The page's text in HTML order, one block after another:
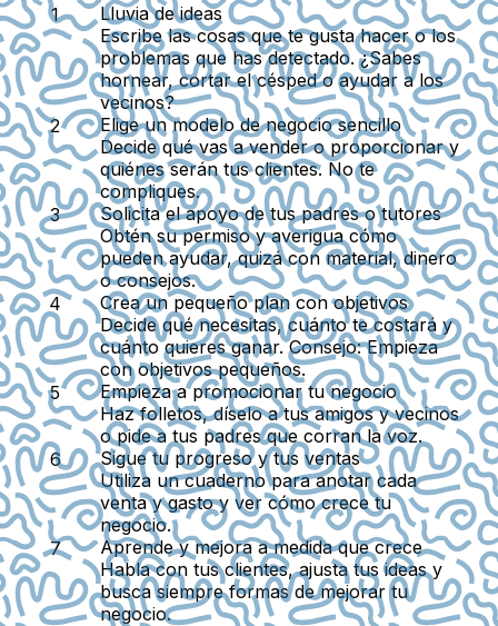
Lluvia de ideas
Escribe las cosas que te gusta hacer o los
problemas que has detectado. ¿Sabes
hornear, cortar el césped o ayudar a los
vecinos?
Elige un modelo de negocio sencillo
Decide qué vas a vender o proporcionar y
quiénes serán tus clientes. No te
compliques.
Solicita el apoyo de tus padres o tutores
Obtén su permiso y averigua cómo
pueden ayudar, quizá con material, dinero
o consejos.
Crea un pequeño plan con objetivos
Decide qué necesitas, cuánto te costará y
cuánto quieres ganar. Consejo: Empieza
con objetivos pequeños.
Empieza a promocionar tu negocio
Haz folletos, díselo a tus amigos y vecinos
o pide a tus padres que corran la voz.
Sigue tu progreso y tus ventas
Utiliza un cuaderno para anotar cada
venta y gasto y ver cómo crece tu
negocio.
Aprende y mejora a medida que crece
Habla con tus clientes, ajusta tus ideas y
busca siempre formas de mejorar tu
negocio.